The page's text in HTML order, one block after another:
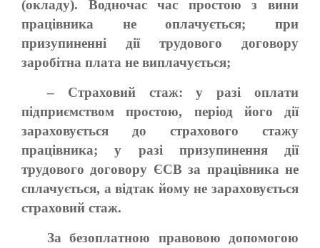
(окладу). Водночас час простою з вини
працівника не оплачується; при
призупиненні дії трудового договору
заробітна плата не виплачується;
– Страховий стаж: у разі оплати
підприємством простою, період його дії
зараховується до страхового стажу
працівника; у разі призупинення дії
трудового договору ЄСВ за працівника не
сплачується, а відтак йому не зараховується
страховий стаж.
За безоплатною правовою допомогою